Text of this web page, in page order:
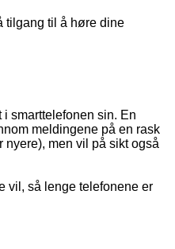
tilgang til å høre dine
smarttelefonen sin. En
meldingene på en rask
men vil på sikt også
vil, så lenge telefonene er